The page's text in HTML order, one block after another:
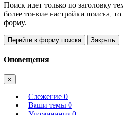
Поиск идет только по заголовку
более тонкие настройки поиска,
форму.
Перейти в форму поиска Закрыть
Оповещения
×
Слежение 0
Ваши темы 0